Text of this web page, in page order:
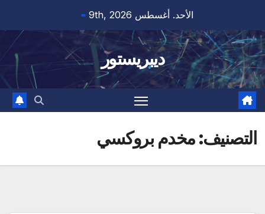
content
الأحد. أغسطس 9th, 2026
ديبريستور
التصنيف:مخدم بروكسي